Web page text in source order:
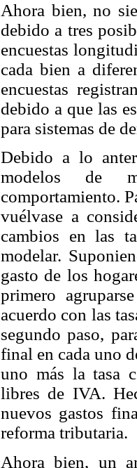
Ahora bien, no
debido a tres
encuestas
cada bien a
encuestas
debido a que las
para sistemas de
Debido a lo
modelos de
comportamiento.
vuélvase a
cambios en las
modelar.
gasto de los
primero
acuerdo con las
segundo paso,
final en cada uno
uno más la tasa
libres de IVA.
nuevos gastos
reforma tributaria.
Ahora bien, un